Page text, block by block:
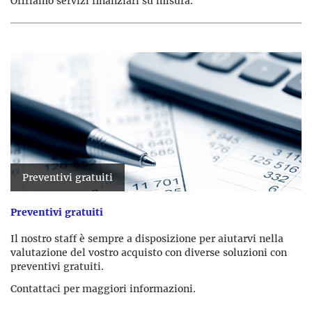
Preventivi gratuiti
Preventivi gratuiti
Il nostro staff è sempre a disposizione per aiutarvi nella
valutazione del vostro acquisto con diverse soluzioni con
preventivi gratuiti.
Contattaci per maggiori informazioni.